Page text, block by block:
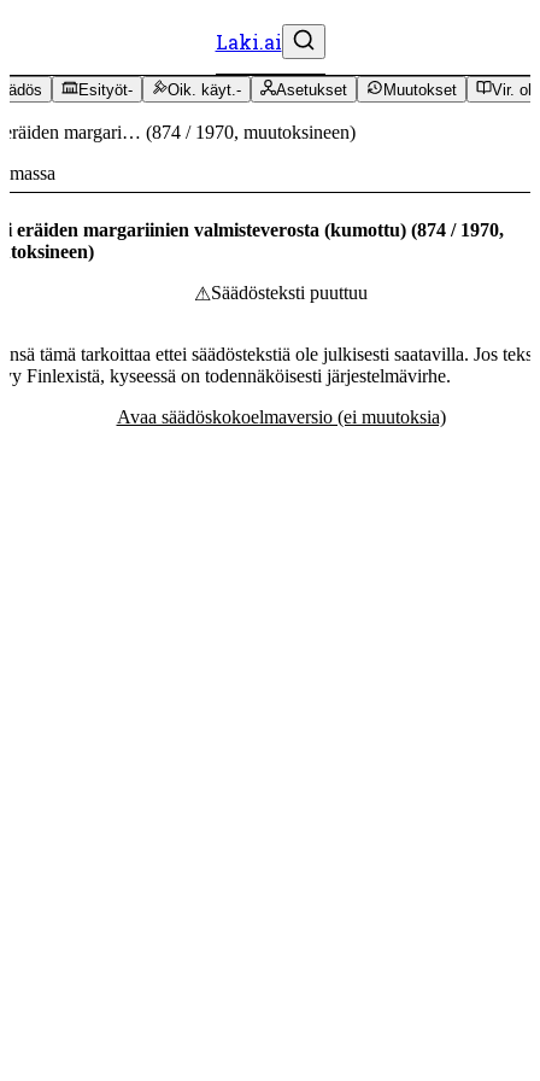
Laki.ai
Esityöt- Oik. käyt.- Asetukset Muutokset Vir.
margari… (874 / 1970, muutoksineen)
eräiden margariinien valmisteverosta (kumottu) (874 / 1970,
)
⚠Säädösteksti puuttuu
tämä tarkoittaa ettei säädöstekstiä ole julkisesti saatavilla. Jos
Finlexistä, kyseessä on todennäköisesti järjestelmävirhe.
Avaa säädöskokoelmaversio (ei muutoksia)